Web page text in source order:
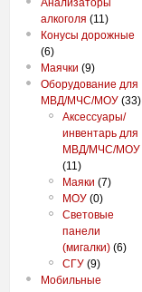
Анализаторы
алкоголя (11)
Конусы дорожные
(6)
Маячки (9)
Оборудование для
МВД/МЧС/МОУ (33)
Аксессуары/
инвентарь для
МВД/МЧС/МОУ
(11)
Маяки (7)
МОУ (0)
Световые
панели
(мигалки) (6)
СГУ (9)
Мобильные